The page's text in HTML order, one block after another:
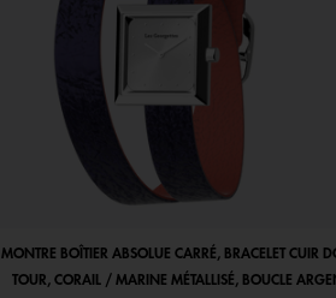
MONTRE BOÎTIER ABSOLUE CARRÉ, BRACELET CUIR
TOUR, CORAIL / MARINE MÉTALLISÉ, BOUCLE